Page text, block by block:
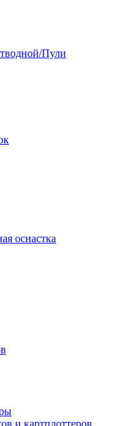
Пули
оснастка
и картплоттеров